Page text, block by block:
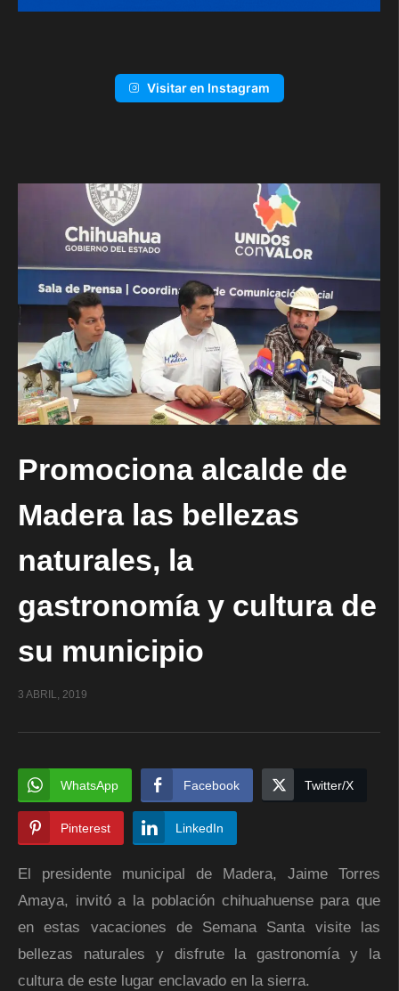
Visitar en Instagram
Promociona alcalde de
Madera las bellezas
naturales, la
gastronomía y cultura de
su municipio
3 ABRIL, 2019
WhatsApp Facebook Twitter/X
Pinterest LinkedIn
El presidente municipal de Madera, Jaime Torres
Amaya, invitó a la población chihuahuense para que
en estas vacaciones de Semana Santa visite las
bellezas naturales y disfrute la gastronomía y la
cultura de este lugar enclavado en la sierra.